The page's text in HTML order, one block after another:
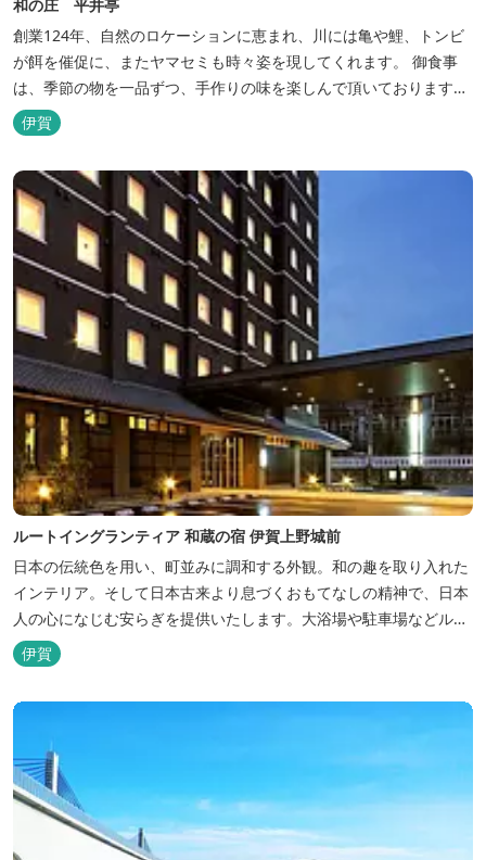
和の庄 平井亭
創業124年、自然のロケーションに恵まれ、川には亀や鯉、トンビ
が餌を催促に、またヤマセミも時々姿を現してくれます。 御食事
は、季節の物を一品ずつ、手作りの味を楽しんで頂いております。
（宿泊一日一組）
伊賀
ルートイングランティア 和蔵の宿 伊賀上野城前
日本の伝統色を用い、町並みに調和する外観。和の趣を取り入れた
インテリア。そして日本古来より息づくおもてなしの精神で、日本
人の心になじむ安らぎを提供いたします。大浴場や駐車場などルー
トインホテルズの機能性や利便性はそのままに、穏やかな和のニュ
アンスを湛えた空間は、ビジネスにも観光にも、幅広くお役立てい
ただけるホテルです。
伊賀